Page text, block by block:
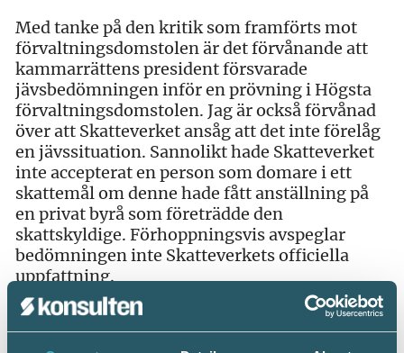
Med tanke på den kritik som framförts mot
förvaltningsdomstolen är det förvånande att
kammarrättens president försvarade
jävsbedömningen inför en prövning i Högsta
förvaltningsdomstolen. Jag är också förvånad
över att Skatteverket ansåg att det inte förelåg
en jävssituation. Sannolikt hade Skatteverket
inte accepterat en person som domare i ett
skattemål om denne hade fått anställning på
en privat byrå som företrädde den
skattskyldige. Förhoppningsvis avspeglar
bedömningen inte Skatteverkets officiella
uppfattning.
Dags att ta förtroendekrisen på allvar